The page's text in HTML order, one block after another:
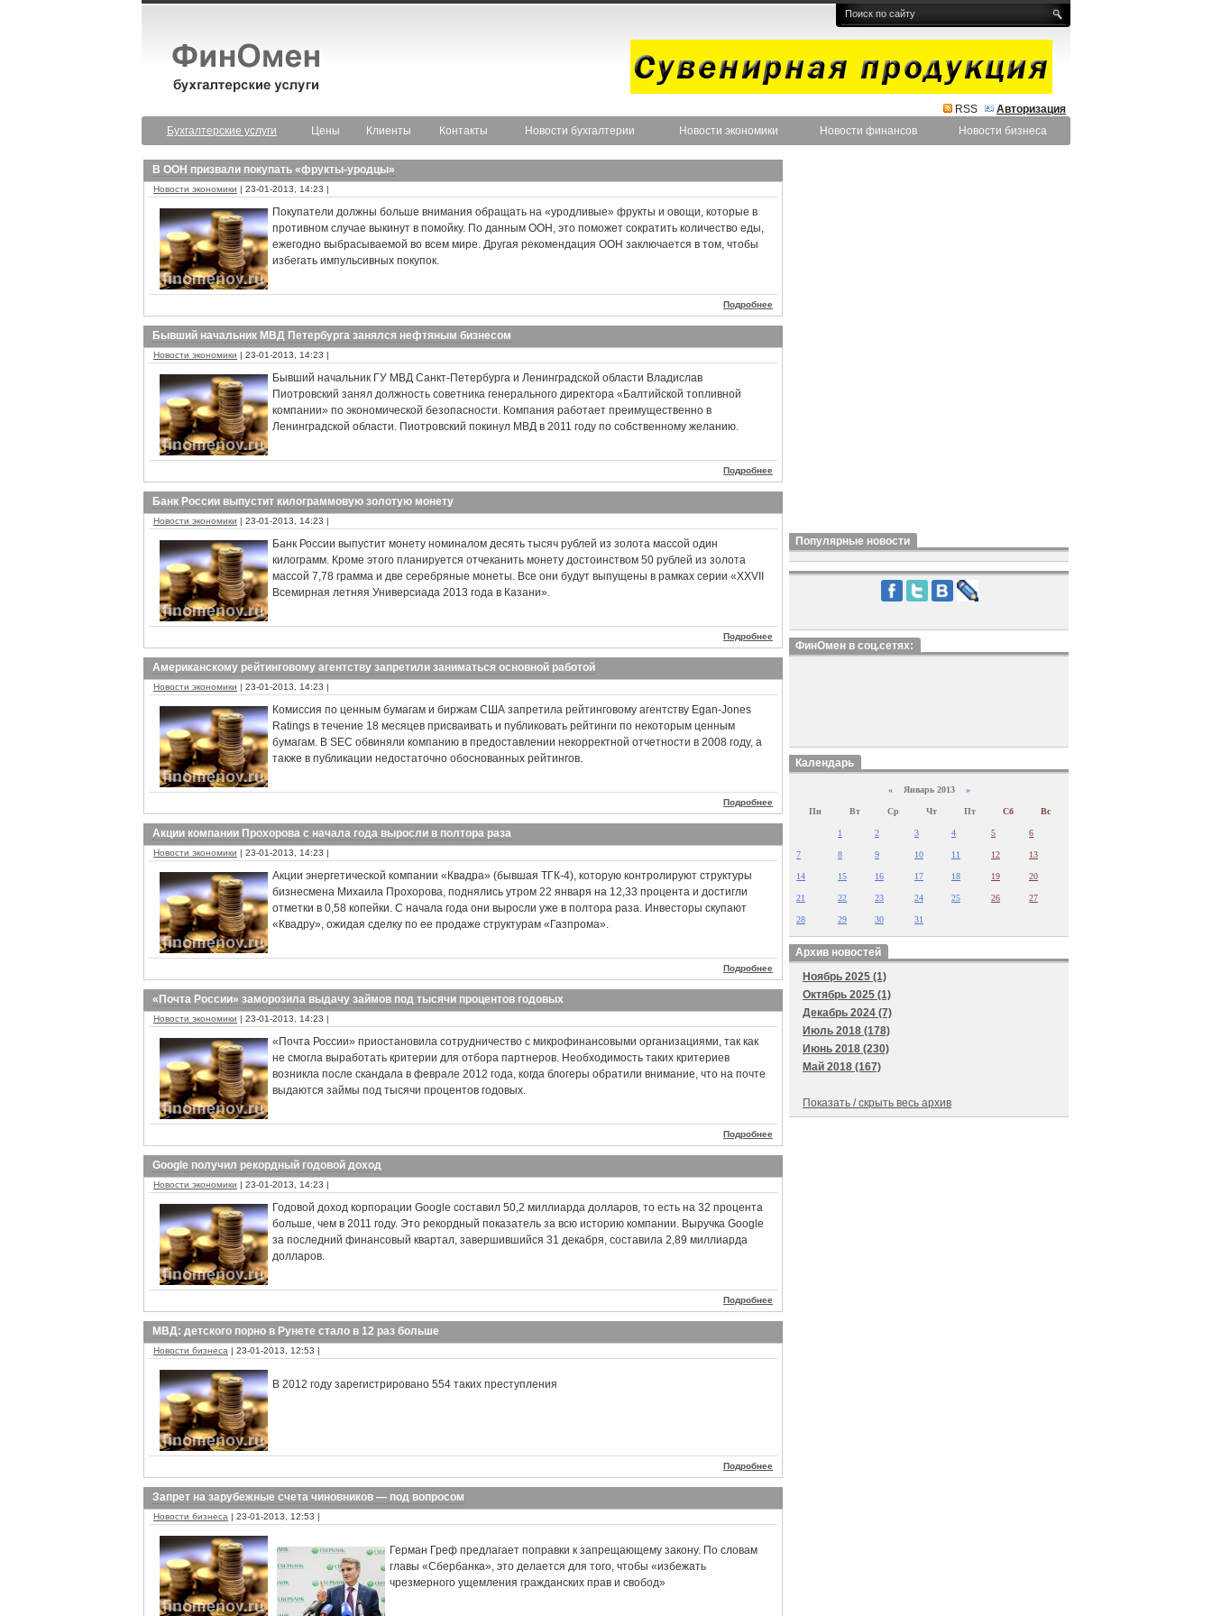
RSS
Авторизация
Бухгалтерские услуги
Цены Клиенты Контакты Новости бухгалтерии Новости экономики Новости финансов Новости бизнеса
В ООН призвали покупать «фрукты-уродцы»
Новости экономики | 23-01-2013, 14:23 |
Покупатели должны больше внимания обращать на «уродливые» фрукты и овощи, которые в
противном случае выкинут в помойку. По данным ООН, это поможет сократить количество еды,
ежегодно выбрасываемой во всем мире. Другая рекомендация ООН заключается в том, чтобы
избегать импульсивных покупок.
Подробнее
Бывший начальник МВД Петербурга занялся нефтяным бизнесом
Новости экономики | 23-01-2013, 14:23 |
Бывший начальник ГУ МВД Санкт-Петербурга и Ленинградской области Владислав
Пиотровский занял должность советника генерального директора «Балтийской топливной
компании» по экономической безопасности. Компания работает преимущественно в
Ленинградской области. Пиотровский покинул МВД в 2011 году по собственному желанию.
Подробнее
Банк России выпустит килограммовую золотую монету
Новости экономики | 23-01-2013, 14:23 |
Банк России выпустит монету номиналом десять тысяч рублей из золота массой один
килограмм. Кроме этого планируется отчеканить монету достоинством 50 рублей из золота
массой 7,78 грамма и две серебряные монеты. Все они будут выпущены в рамках серии «XXVII
Всемирная летняя Универсиада 2013 года в Казани».
Подробнее
Американскому рейтинговому агентству запретили заниматься основной работой
Новости экономики | 23-01-2013, 14:23 |
Комиссия по ценным бумагам и биржам США запретила рейтинговому агентству Egan-Jones
Ratings в течение 18 месяцев присваивать и публиковать рейтинги по некоторым ценным
бумагам. В SEC обвиняли компанию в предоставлении некорректной отчетности в 2008 году, а
также в публикации недостаточно обоснованных рейтингов.
Подробнее
Акции компании Прохорова с начала года выросли в полтора раза
Новости экономики | 23-01-2013, 14:23 |
Акции энергетической компании «Квадра» (бывшая ТГК-4), которую контролируют структуры
бизнесмена Михаила Прохорова, поднялись утром 22 января на 12,33 процента и достигли
отметки в 0,58 копейки. С начала года они выросли уже в полтора раза. Инвесторы скупают
«Квадру», ожидая сделку по ее продаже структурам «Газпрома».
Подробнее
«Почта России» заморозила выдачу займов под тысячи процентов годовых
Новости экономики | 23-01-2013, 14:23 |
«Почта России» приостановила сотрудничество с микрофинансовыми организациями, так как
не смогла выработать критерии для отбора партнеров. Необходимость таких критериев
возникла после скандала в феврале 2012 года, когда блогеры обратили внимание, что на почте
выдаются займы под тысячи процентов годовых.
Подробнее
Google получил рекордный годовой доход
Новости экономики | 23-01-2013, 14:23 |
Годовой доход корпорации Google составил 50,2 миллиарда долларов, то есть на 32 процента
больше, чем в 2011 году. Это рекордный показатель за всю историю компании. Выручка Google
за последний финансовый квартал, завершившийся 31 декабря, составила 2,89 миллиарда
долларов.
Подробнее
МВД: детского порно в Рунете стало в 12 раз больше
Новости бизнеса | 23-01-2013, 12:53 |
В 2012 году зарегистрировано 554 таких преступления
Подробнее
Запрет на зарубежные счета чиновников — под вопросом
Новости бизнеса | 23-01-2013, 12:53 |
Герман Греф предлагает поправки к запрещающему закону. По словам
главы «Сбербанка», это делается для того, чтобы «избежать
чрезмерного ущемления гражданских прав и свобод»
Популярные новости
ФинОмен в соц.сетях:
Календарь
«Январь 2013 »
Пн Вт Ср Чт Пт Сб Вс
1 2 3 4 5 6
7 8 9 10 11 12 13
14 15 16 17 18 19 20
21 22 23 24 25 26 27
28 29 30 31
Архив новостей
Ноябрь 2025 (1)
Октябрь 2025 (1)
Декабрь 2024 (7)
Июль 2018 (178)
Июнь 2018 (230)
Май 2018 (167)
Показать / скрыть весь архив